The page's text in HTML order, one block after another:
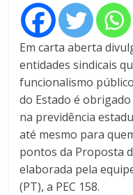
Em carta aberta
entidades sindicais
funcionalismo
do Estado é
na previdência
até mesmo para
pontos da Proposta
elaborada pela
(PT), a PEC 158.